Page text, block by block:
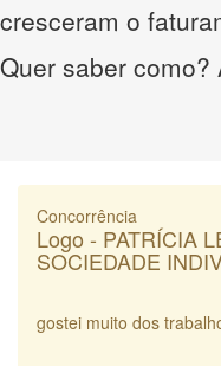
cresceram o
Quer saber
Concorrência
Logo - PATRÍCIA
SOCIEDADE
gostei muito dos